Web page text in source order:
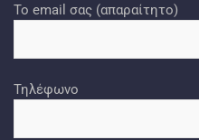
Το email σας (απαραίτητο)
Τηλέφωνο